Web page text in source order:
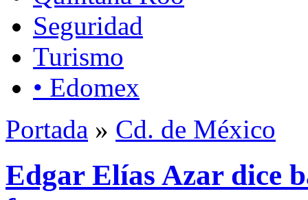
Seguridad
Turismo
• Edomex
Portada » Cd. de México
Edgar Elías Azar dice